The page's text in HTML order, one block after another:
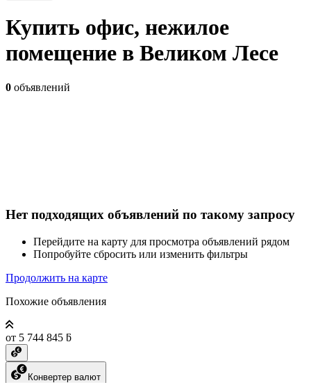
Купить офис, нежилое
помещение в Великом Лесе
0 объявлений
Нет подходящих объявлений по такому запросу
Перейдите на карту для просмотра объявлений рядом
Попробуйте сбросить или изменить фильтры
Продолжить на карте
Похожие объявления
от 5 744 845 ƃ
Конвертер валют